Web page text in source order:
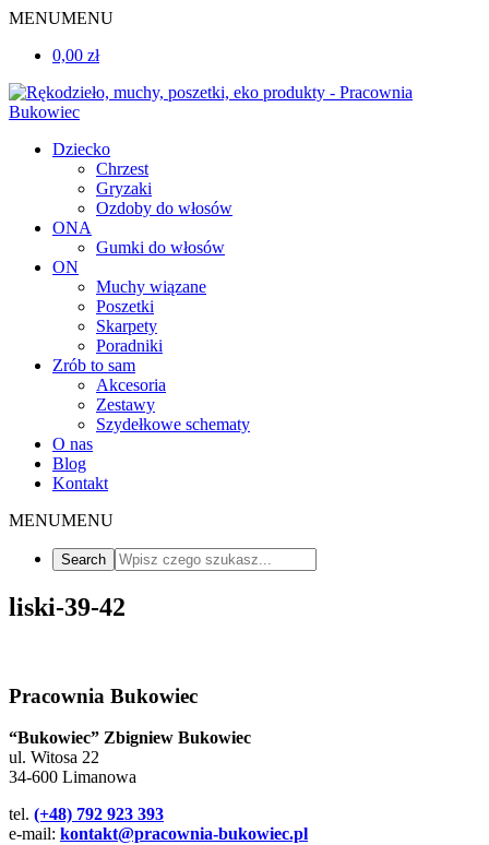
MENUMENU
0,00 zł
Dziecko
Chrzest
Gryzaki
Ozdoby do włosów
ONA
Gumki do włosów
ON
Muchy wiązane
Poszetki
Skarpety
Poradniki
Zrób to sam
Akcesoria
Zestawy
Szydełkowe schematy
O nas
Blog
Kontakt
MENUMENU
liski-39-42
Pracownia Bukowiec
“Bukowiec” Zbigniew Bukowiec
ul. Witosa 22
34-600 Limanowa
tel. (+48) 792 923 393
e-mail: kontakt@pracownia-bukowiec.pl